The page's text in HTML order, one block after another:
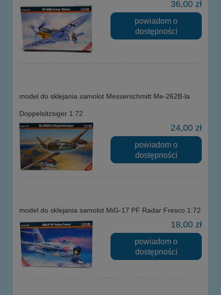
36,00 zł
powiadom o
dostępności
model do sklejania samolot Messerschmitt Me-262B-la
Doppelsitzsiger 1:72
24,00 zł
powiadom o
dostępności
model do sklejania samolot MiG-17 PF Radar Fresco 1:72
18,00 zł
powiadom o
dostępności